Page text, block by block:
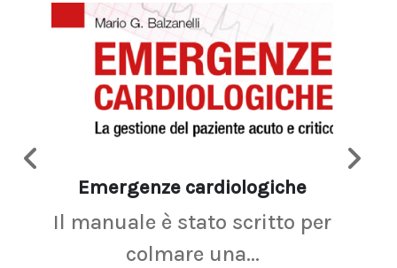
Emergenze cardiologiche
Il manuale è stato scritto per
colmare una...